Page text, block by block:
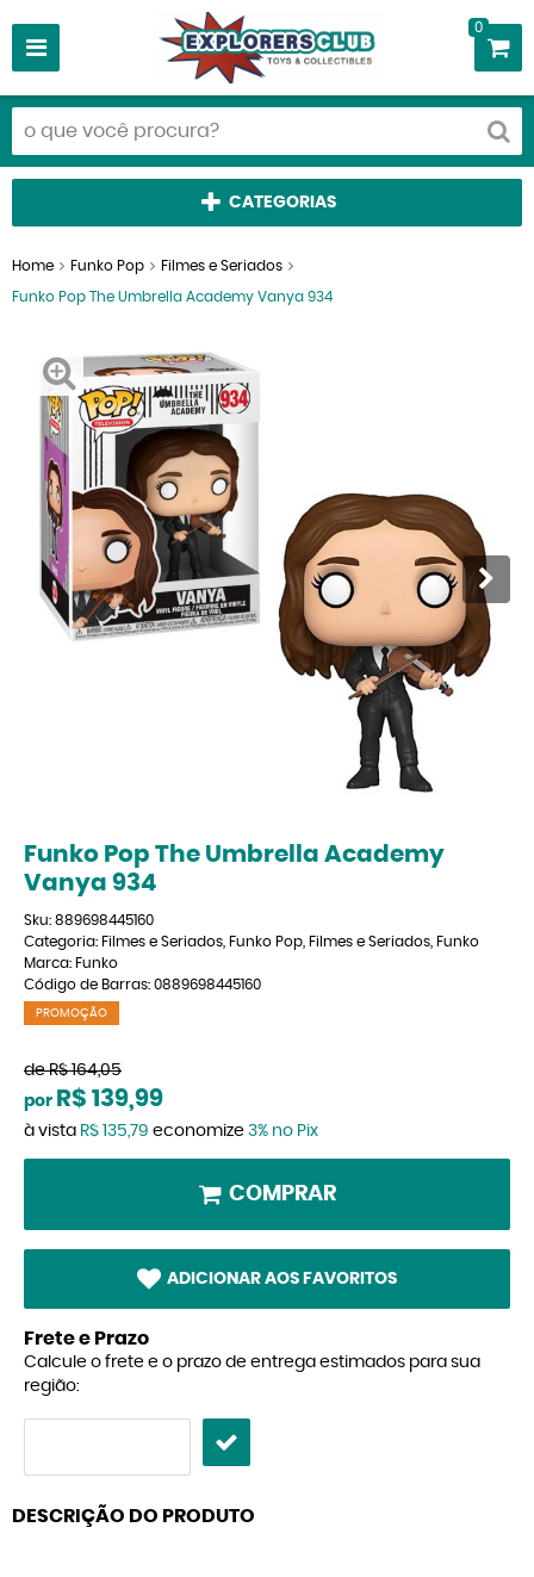
0
CATEGORIAS
Home Funko Pop Filmes e Seriados
Funko Pop The Umbrella Academy Vanya 934
Funko Pop The Umbrella Academy
Vanya 934
Sku: 889698445160
Categoria: Filmes e Seriados Funko Pop Filmes e Seriados Funko
Marca: Funko
Código de Barras: 0889698445160
PROMOÇÃO
de R$ 164,05
por R$ 139,99
à vista R$ 135,79 economize 3% no Pix
COMPRAR
ADICIONAR AOS FAVORITOS
Frete e Prazo
Calcule o frete e o prazo de entrega estimados para sua
região:
DESCRIÇÃO DO PRODUTO